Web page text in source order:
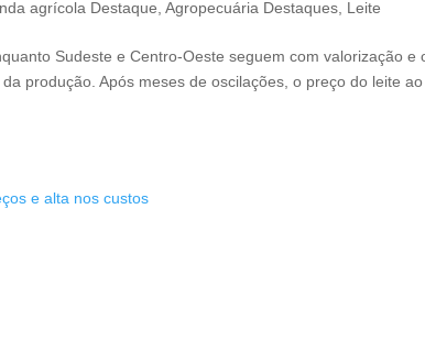
agrícola Destaque,Agropecuária Destaques, Leite
Sudeste e Centro-Oeste seguem com valorização e
produção. Após meses de oscilações, o preço do leite ao